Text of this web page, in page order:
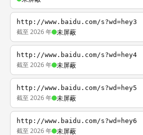
http://www.baidu.com/s?wd=hey3
截至 2026 年 未屏蔽
http://www.baidu.com/s?wd=hey4
截至 2026 年 未屏蔽
http://www.baidu.com/s?wd=hey5
截至 2026 年 未屏蔽
http://www.baidu.com/s?wd=hey6
截至 2026 年 未屏蔽